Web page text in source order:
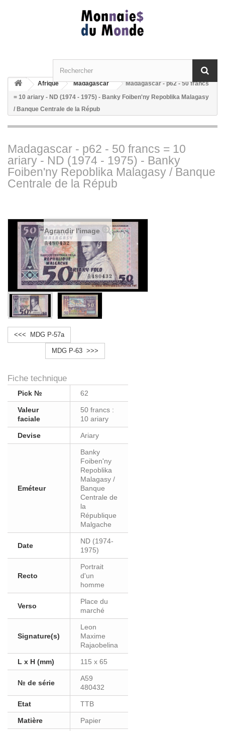
Afrique Madagascar
Madagascar - p62 - 50 francs
= 10 ariary - ND (1974 - 1975) - Banky Foiben'ny Repoblika Malagasy
/ Banque Centrale de la Répub
Madagascar - p62 - 50 francs = 10
ariary - ND (1974 - 1975) - Banky
Foiben'ny Repoblika Malagasy / Banque
Centrale de la Répub
Agrandir l'image
<<< MDG P-57a
MDG P-63 >>>
Fiche technique
Pick № 62
Valeur
faciale
50 francs :
10 ariary
Devise Ariary
Eméteur
Banky
Foiben'ny
Repoblika
Malagasy /
Banque
Centrale de
la
République
Malgache
Date
ND (1974-
1975)
Recto
Portrait
d'un
homme
Verso
Place du
marché
Signature(s)
Leon
Maxime
Rajaobelina
L x H (mm) 115 x 65
№ de série
A59
480432
Etat TTB
Matière Papier